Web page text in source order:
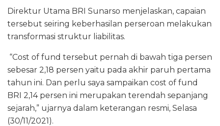
Direktur Utama BRI Sunarso menjelaskan, capaian
tersebut seiring keberhasilan perseroan melakukan
transformasi struktur liabilitas.
“Cost of fund tersebut pernah di bawah tiga persen
sebesar 2,18 persen yaitu pada akhir paruh pertama
tahun ini. Dan perlu saya sampaikan cost of fund
BRI 2,14 persen ini merupakan terendah sepanjang
sejarah,” ujarnya dalam keterangan resmi, Selasa
(30/11/2021).